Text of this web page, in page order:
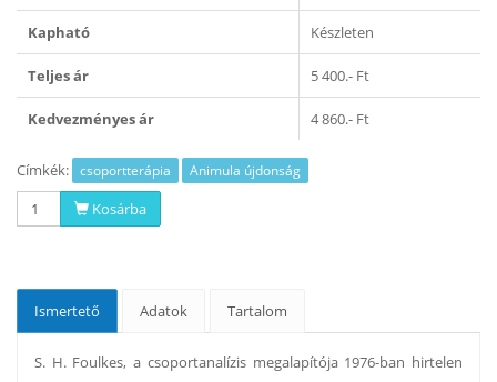
Kapható Készleten
Teljes ár 5 400.- Ft
Kedvezményes ár 4 860.- Ft
Címkék: csoportterápia Animula újdonság
Kosárba
Ismertető Adatok Tartalom
S. H. Foulkes, a csoportanalízis megalapítója 1976-ban hirtelen